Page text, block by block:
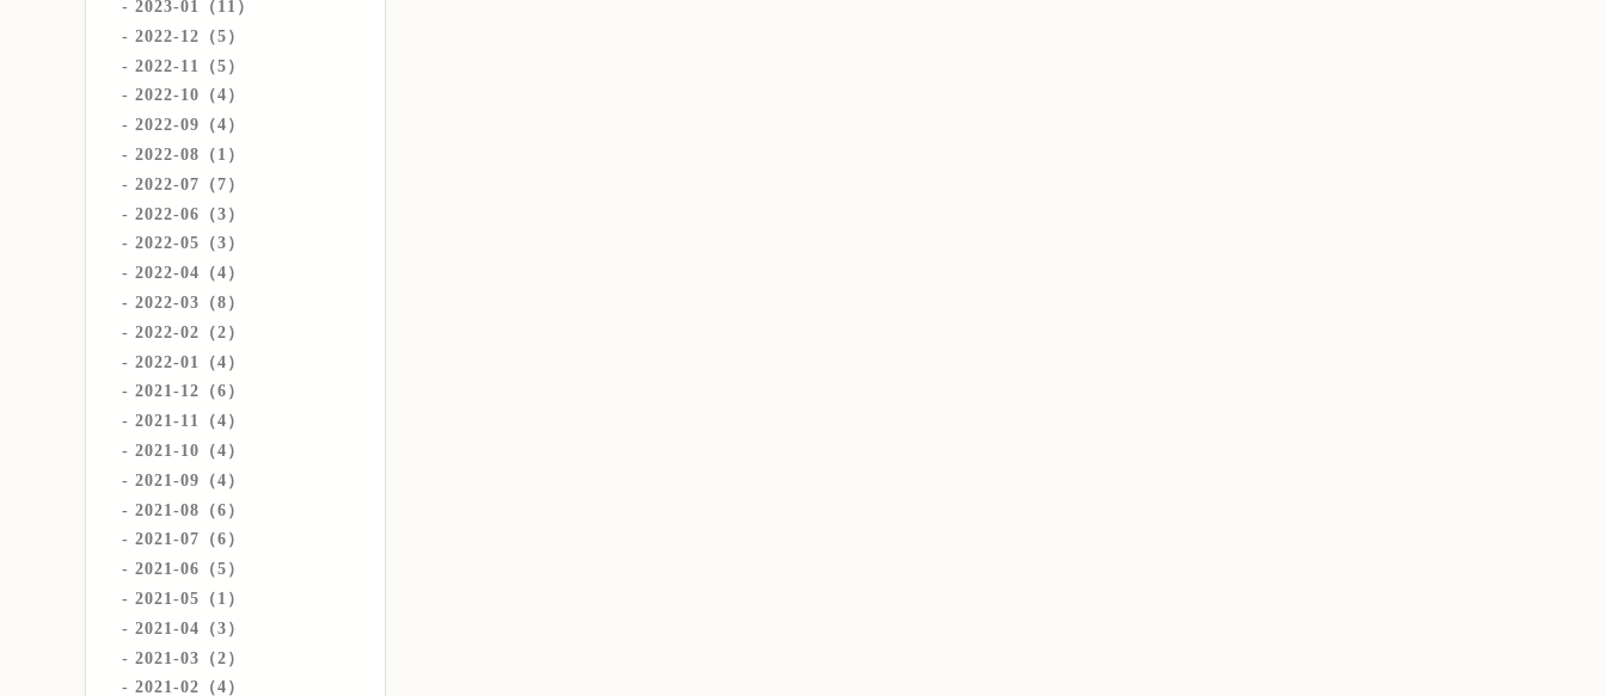
2023-01（11）
2022-12（5）
2022-11（5）
2022-10（4）
2022-09（4）
2022-08（1）
2022-07（7）
2022-06（3）
2022-05（3）
2022-04（4）
2022-03（8）
2022-02（2）
2022-01（4）
2021-12（6）
2021-11（4）
2021-10（4）
2021-09（4）
2021-08（6）
2021-07（6）
2021-06（5）
2021-05（1）
2021-04（3）
2021-03（2）
2021-02（4）